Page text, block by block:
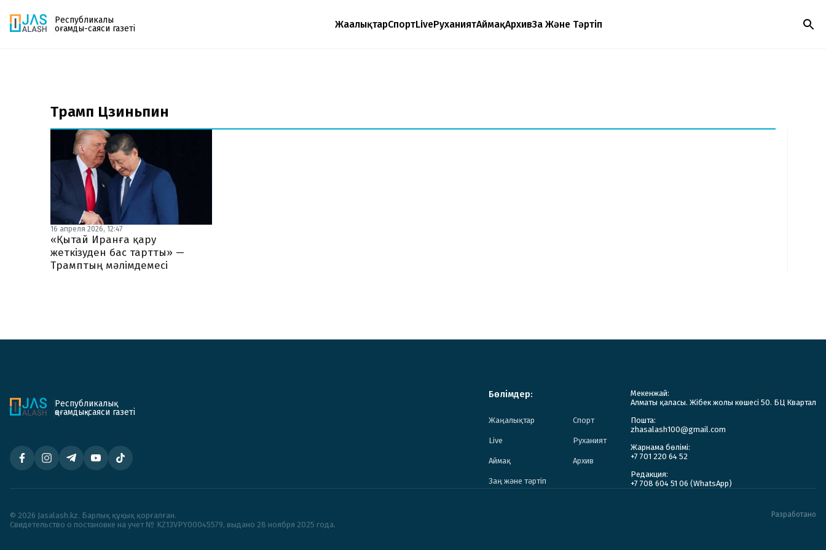
Республикалық
қоғамдық-саяси газеті
ЖаңалықтарСпортLiveРуханиятАймақАрхивЗаң Және Тәртіп
поштаңызға алып отырыңыз. Жаңа нөмір
шыққан сәтте сізге бірден жіберіледі. Тек email
енгізіңіз, біз қалғанын өзіміз жібереміз.
Трамп Цзиньпин
16 апреля 2026, 12:47
«Қытай Иранға қару
жеткізуден бас тартты» —
Трамптың мәлімдемесі
Республикалық
қоғамдық-саяси газеті
Бөлімдер:
Жаңалықтар Спорт
Live Руханият
Аймақ Архив
Заң және тәртіп
Мекенжай:
Алматы қаласы. Жібек жолы көшесі 50. БЦ Квартал
Пошта:
zhasalash100@gmail.com
Жарнама бөлімі:
+7 701 220 64 52
Редакция:
+7 708 604 51 06 (WhatsApp)
© 2026 Jasalash.kz. Барлық құқық қорғалған.
Cвидетельство о постановке на учет № KZ13VPY00045579, выдано 28 ноября 2025 года.
Разработано